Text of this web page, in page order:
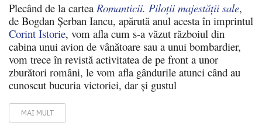
Plecând de la cartea Romanticii. Piloţii majestăţii sale,
de Bogdan Șerban Iancu, apărută anul acesta în imprintul
Corint Istorie, vom afla cum s-a văzut războiul din
cabina unui avion de vânătoare sau a unui bombardier,
vom trece în revistă activitatea de pe front a unor
zburători români, le vom afla gândurile atunci când au
cunoscut bucuria victoriei, dar și gustul
MAI MULT